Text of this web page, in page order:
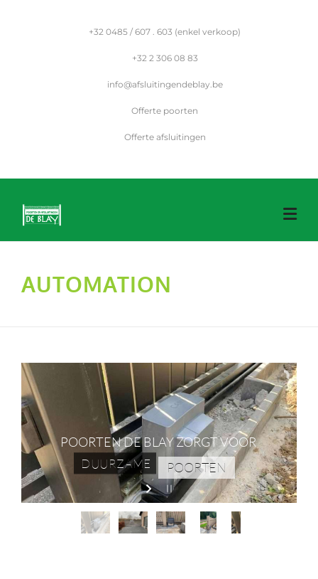
+32 0485 / 607 . 603 (enkel verkoop)
+32 2 306 08 83
info@afsluitingendeblay.be
Offerte poorten
Offerte afsluitingen
AUTOMATION
POORTEN
DUURZAME
POORTEN DE BLAY ZORGT VOOR